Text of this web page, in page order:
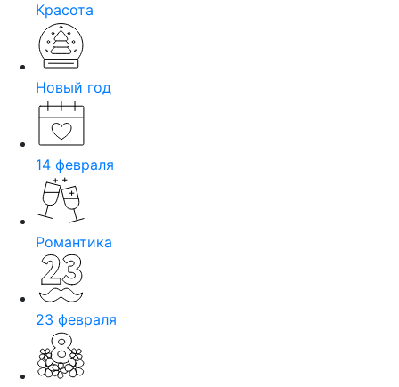
Красота
Новый год
14 февраля
Романтика
23 февраля